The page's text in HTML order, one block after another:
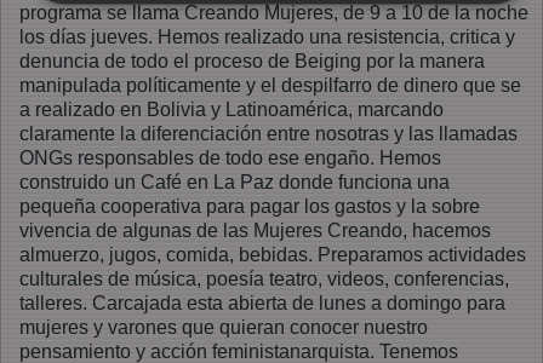
programa se llama Creando Mujeres, de 9 a 10 de la noche
los días jueves. Hemos realizado una resistencia, critica y
denuncia de todo el proceso de Beiging por la manera
manipulada políticamente y el despilfarro de dinero que se
a realizado en Bolivia y Latinoamérica, marcando
claramente la diferenciación entre nosotras y las llamadas
ONGs responsables de todo ese engaño. Hemos
construido un Café en La Paz donde funciona una
pequeña cooperativa para pagar los gastos y la sobre
vivencia de algunas de las Mujeres Creando, hacemos
almuerzo, jugos, comida, bebidas. Preparamos actividades
culturales de música, poesía teatro, videos, conferencias,
talleres. Carcajada esta abierta de lunes a domingo para
mujeres y varones que quieran conocer nuestro
pensamiento y acción feministanarquista. Tenemos